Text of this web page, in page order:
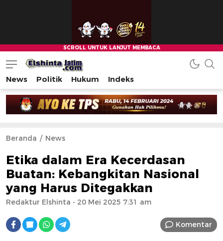
News Politik Hukum Indeks
Beranda News
Etika dalam Era Kecerdasan
Buatan: Kebangkitan Nasional
yang Harus Ditegakkan
Redaktur Elshinta - 20 Mei 2025 7:31 am
Komentar